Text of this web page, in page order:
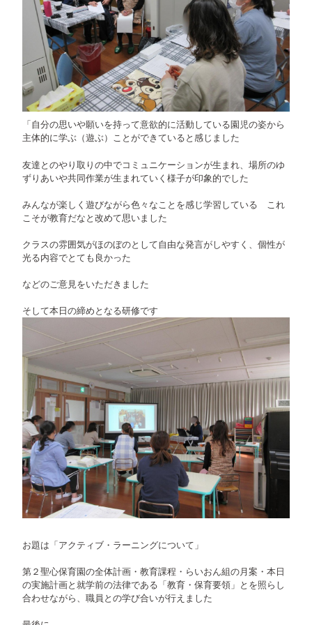
「自分の思いや願いを持って意欲的に活動している園児の姿から
主体的に学ぶ（遊ぶ）ことができていると感じました
友達とのやり取りの中でコミュニケーションが生まれ、場所のゆ
ずりあいや共同作業が生まれていく様子が印象的でした
みんなが楽しく遊びながら色々なことを感じ学習している これ
こそが教育だなと改めて思いました
クラスの雰囲気がほのぼのとして自由な発言がしやすく、個性が
光る内容でとても良かった
などのご意見をいただきました
そして本日の締めとなる研修です
お題は「アクティブ・ラーニングについて」
第２聖心保育園の全体計画・教育課程・らいおん組の月案・本日
の実施計画と就学前の法律である「教育・保育要領」とを照らし
合わせながら、職員との学び合いが行えました